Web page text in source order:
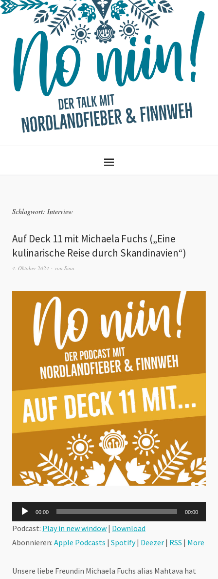
Schlagwort: Interview
Auf Deck 11 mit Michaela Fuchs („Eine
kulinarische Reise durch Skandinavien“)
4. Oktober 2024 von Sina
Audio-
Player
00:00 00:00
Podcast: Play in new window | Download
Abonnieren: Apple Podcasts | Spotify| Deezer | RSS | More
Unsere liebe Freundin Michaela Fuchs alias Mahtava hat